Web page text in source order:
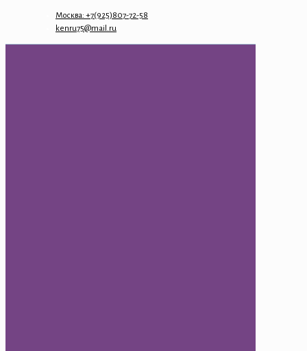
Москва: +7(925)807-72-58
kenru75@mail.ru